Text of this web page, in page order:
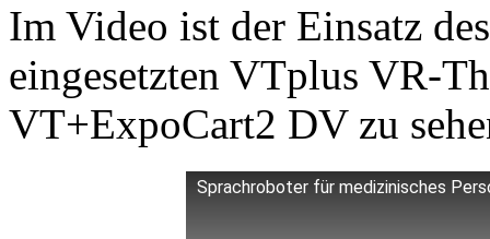
Im Video ist der Einsatz
eingesetzten VTplus VR-
VT+ExpoCart2 DV zu
Sprachroboter für medizinisches